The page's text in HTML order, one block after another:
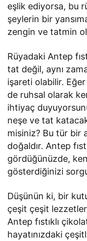
eşlik ediyorsa, bu
şeylerin bir
zengin ve tatmin
Rüyadaki Antep
tat değil, aynı
işareti olabilir.
de ruhsal olarak
ihtiyaç
neşe ve tat
misiniz? Bu tür bir
doğaldır. Antep
gördüğünüzde,
gösterdiğinizi
Düşünün ki, bir
çeşit çeşit
Antep fıstıklı
hayatınızdaki